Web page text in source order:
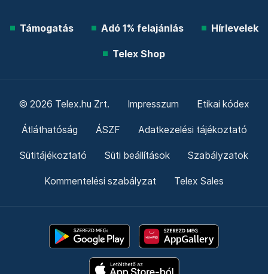
Támogatás Adó 1% felajánlás Hírlevelek
Telex Shop
© 2026 Telex.hu Zrt. Impresszum Etikai kódex
Átláthatóság ÁSZF Adatkezelési tájékoztató
Sütitájékoztató Süti beállítások Szabályzatok
Kommentelési szabályzat Telex Sales